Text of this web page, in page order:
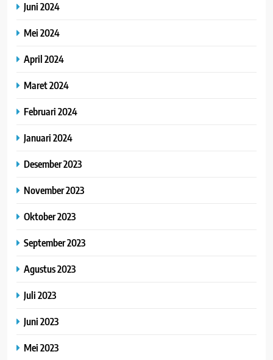
Juni 2024
Mei 2024
April 2024
Maret 2024
Februari 2024
Januari 2024
Desember 2023
November 2023
Oktober 2023
September 2023
Agustus 2023
Juli 2023
Juni 2023
Mei 2023